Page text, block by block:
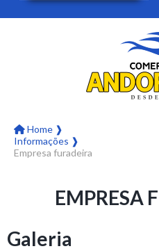
Home ❱
Informações ❱
Empresa furadeira
EMPRESA
Galeria